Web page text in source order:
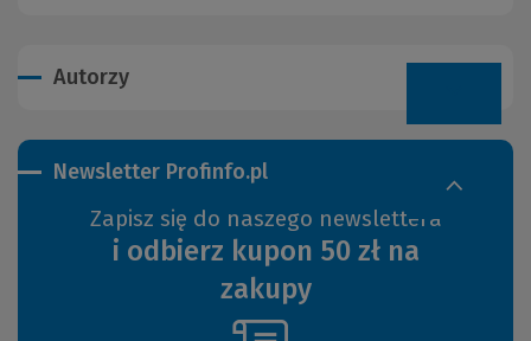
Autorzy
Newsletter Profinfo.pl
Zapisz się do naszego newslettera
i odbierz kupon 50 zł na
zakupy